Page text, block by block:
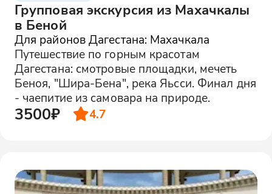
Групповая экскурсия из Махачкалы
в Беной
Для районов Дагестана: Махачкала
Путешествие по горным красотам
Дагестана: смотровые площадки, мечеть
Беноя, "Шира-Бена", река Яьсси. Финал дня
- чаепитие из самовара на природе.
3500₽ 4.7